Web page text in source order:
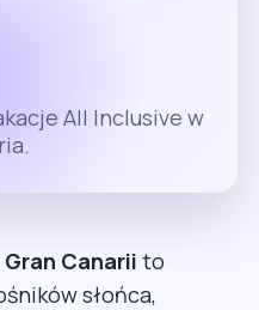
All Inclusive w
Canarii to
słońca,